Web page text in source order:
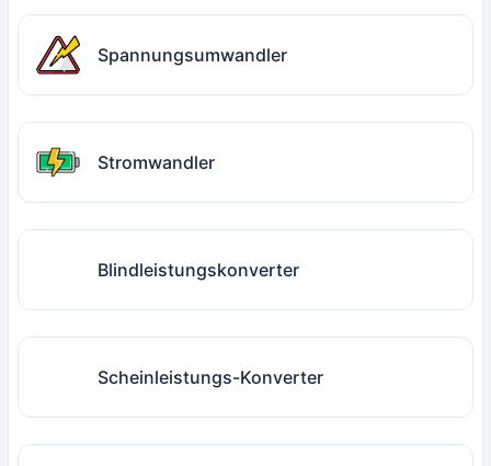
Spannungsumwandler
Stromwandler
Blindleistungskonverter
Scheinleistungs-Konverter